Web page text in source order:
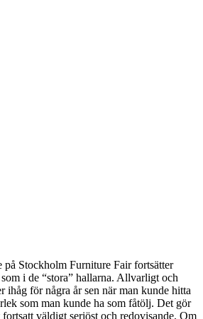
på Stockholm Furniture Fair fortsätter
i de “stora” hallarna. Allvarligt och
ihåg för några år sen när man kunde hitta
som man kunde ha som fåtölj. Det gör
väldigt seriöst och redovisande. Om